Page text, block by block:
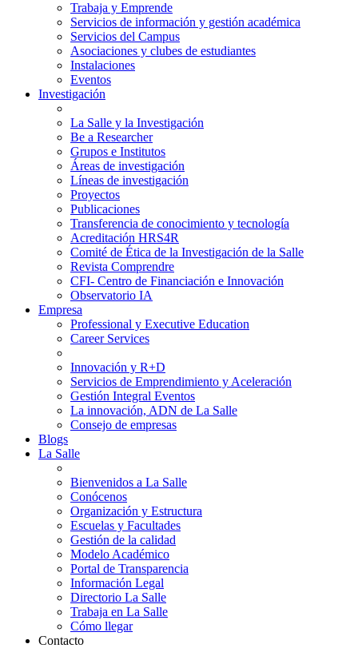
Trabaja y Emprende
Servicios de información y gestión académica
Servicios del Campus
Asociaciones y clubes de estudiantes
Instalaciones
Eventos
Investigación
La Salle y la Investigación
Be a Researcher
Grupos e Institutos
Áreas de investigación
Líneas de investigación
Proyectos
Publicaciones
Transferencia de conocimiento y tecnología
Acreditación HRS4R
Comité de Ética de la Investigación de la Salle
Revista Comprendre
CFI- Centro de Financiación e Innovación
Observatorio IA
Empresa
Professional y Executive Education
Career Services
Innovación y R+D
Servicios de Emprendimiento y Aceleración
Gestión Integral Eventos
La innovación, ADN de La Salle
Consejo de empresas
Blogs
La Salle
Bienvenidos a La Salle
Conócenos
Organización y Estructura
Escuelas y Facultades
Gestión de la calidad
Modelo Académico
Portal de Transparencia
Información Legal
Directorio La Salle
Trabaja en La Salle
Cómo llegar
Contacto